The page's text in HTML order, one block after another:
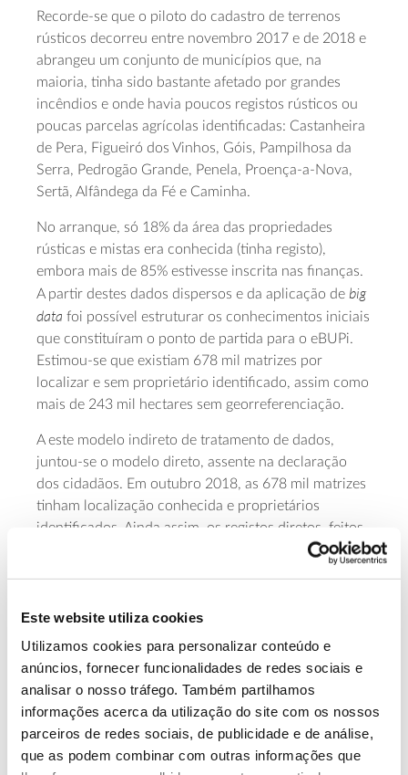
Este website utiliza cookies
Utilizamos cookies para personalizar conteúdo e
anúncios, fornecer funcionalidades de redes sociais e
analisar o nosso tráfego. Também partilhamos
informações acerca da utilização do site com os nossos
parceiros de redes sociais, de publicidade e de análise,
que as podem combinar com outras informações que
Recorde-se que o piloto do cadastro de terrenos
rústicos decorreu entre novembro 2017 e de 2018 e
abrangeu um conjunto de municípios que, na
maioria, tinha sido bastante afetado por grandes
incêndios e onde havia poucos registos rústicos ou
poucas parcelas agrícolas identificadas: Castanheira
de Pera, Figueiró dos Vinhos, Góis, Pampilhosa da
Serra, Pedrogão Grande, Penela, Proença-a-Nova,
Sertã, Alfândega da Fé e Caminha.
No arranque, só 18% da área das propriedades
rústicas e mistas era conhecida (tinha registo),
embora mais de 85% estivesse inscrita nas finanças.
A partir destes dados dispersos e da aplicação de big
data foi possível estruturar os conhecimentos iniciais
que constituíram o ponto de partida para o eBUPi.
Estimou-se que existiam 678 mil matrizes por
localizar e sem proprietário identificado, assim como
mais de 243 mil hectares sem georreferenciação.
A este modelo indireto de tratamento de dados,
juntou-se o modelo direto, assente na declaração
dos cidadãos. Em outubro 2018, as 678 mil matrizes
tinham localização conhecida e proprietários
identificados. Ainda assim, os registos diretos, feitos
por iniciativa dos cidadãos, não chegaram aos 90 mil
Cadastro de terrenos rústicos:
maior necessidade no Centro e
Norte
A lógica da extensão a novos concelhos volta a
privilegiar os municípios que têm pouca ou nenhuma
informação cadastral, mais precisamente 153 no